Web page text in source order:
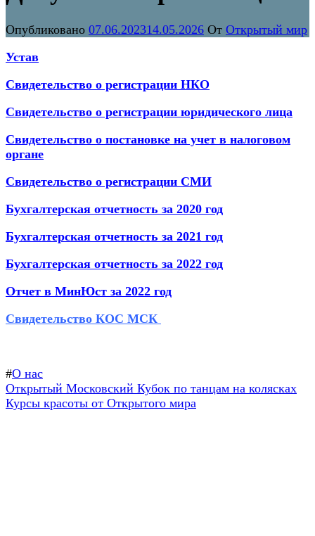
Опубликовано 07.06.202314.05.2026 От Открытый мир
Устав
Свидетельство о регистрации НКО
Свидетельство о регистрации юридического лица
Свидетельство о постановке на учет в налоговом
органе
Свидетельство о регистрации СМИ
Бухгалтерская отчетность за 2020 год
Бухгалтерская отчетность за 2021 год
Бухгалтерская отчетность за 2022 год
Отчет в МинЮст за 2022 год
Свидетельство КОС МСК
#О нас
Навигация
по
Предыдущая
запись:
Открытый Московский Кубок по танцам на колясках
Следующая
Курсы красоты от Открытого мира